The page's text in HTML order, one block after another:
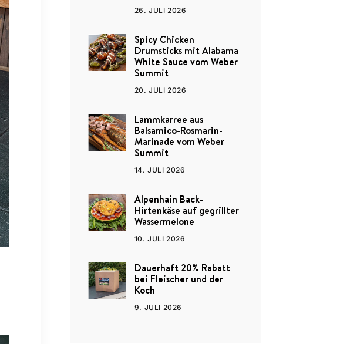
26. JULI 2026
Spicy Chicken
Drumsticks mit Alabama
White Sauce vom Weber
Summit
20. JULI 2026
Lammkarree aus
Balsamico-Rosmarin-
Marinade vom Weber
Summit
14. JULI 2026
Alpenhain Back-
Hirtenkäse auf gegrillter
Wassermelone
10. JULI 2026
Dauerhaft 20% Rabatt
bei Fleischer und der
Koch
9. JULI 2026